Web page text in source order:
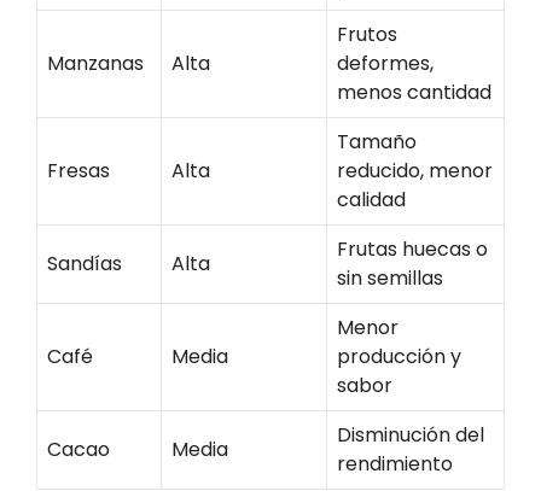
Manzanas Alta
Frutos
deformes,
menos cantidad
Fresas Alta
Tamaño
reducido, menor
calidad
Sandías Alta
Frutas huecas o
sin semillas
Café Media
Menor
producción y
sabor
Cacao Media
Disminución del
rendimiento